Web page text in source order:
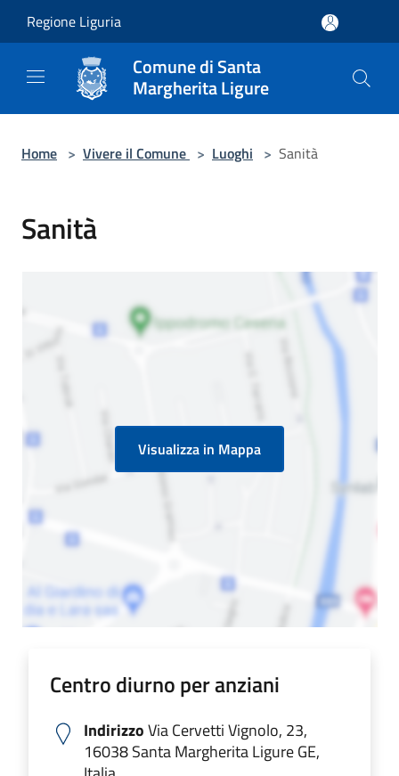
Regione Liguria
Comune di Santa
Margherita Ligure
Home > Vivere il Comune > Luoghi > Sanità
Sanità
Visualizza in Mappa
Centro diurno per anziani
IndirizzoVia Cervetti Vignolo, 23,
16038 Santa Margherita Ligure GE,